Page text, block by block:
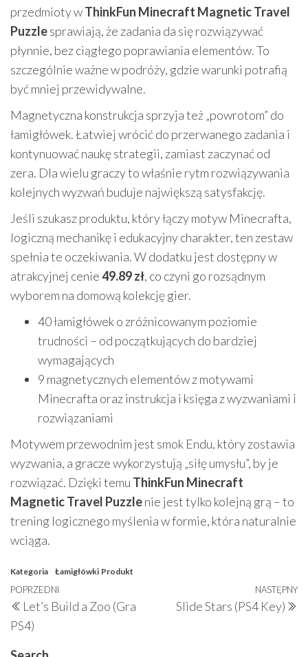
przedmioty wThinkFun Minecraft Magnetic Travel
Puzzlesprawiają, że zadania da się rozwiązywać
płynnie, bez ciągłego poprawiania elementów. To
szczególnie ważne w podróży, gdzie warunki potrafią
być mniej przewidywalne.
Magnetyczna konstrukcja sprzyja też „powrotom” do
łamigłówek. Łatwiej wrócić do przerwanego zadania i
kontynuować naukę strategii, zamiast zaczynać od
zera. Dla wielu graczy to właśnie rytm rozwiązywania
kolejnych wyzwań buduje największą satysfakcję.
Jeśli szukasz produktu, który łączy motyw Minecrafta,
logiczną mechanikę i edukacyjny charakter, ten zestaw
spełnia te oczekiwania. W dodatku jest dostępny w
atrakcyjnej cenie49.89 zł, co czyni go rozsądnym
wyborem na domową kolekcję gier.
40 łamigłówek o zróżnicowanym poziomie
trudności – od początkujących do bardziej
wymagających
9 magnetycznych elementów z motywami
Minecrafta oraz instrukcja i księga z wyzwaniami i
rozwiązaniami
Motywem przewodnim jest smok Endu, który zostawia
wyzwania, a gracze wykorzystują „siłę umysłu”, by je
rozwiązać. Dzięki temu ThinkFun Minecraft
Magnetic Travel Puzzlenie jest tylko kolejną grą – to
trening logicznego myślenia w formie, która naturalnie
wciąga.
Kategoria Łamigłówki Produkt
Nawigacja
wpisu
Poprzedni
wpis
POPRZEDNI
Let’s Build a Zoo (Gra
PS4)
NASTĘPNY
Slide Stars (PS4 Key)